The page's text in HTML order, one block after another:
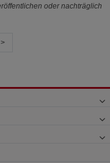
oder nachträglich
>